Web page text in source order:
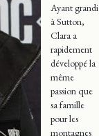
Ayant grandi
à Sutton,
Clara a
rapidement
développé la
même
passion que
sa famille
pour les
montagnes